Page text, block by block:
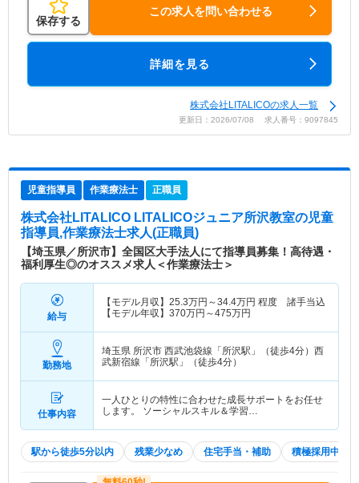
保存する
この求人を問い合わせる
詳細を見る
株式会社LITALICOの求人一覧
更新日：2026/07/08 求人番号：9097845
児童指導員 作業療法士 正職員
株式会社LITALICO LITALICOジュニア所沢教室の児童
指導員,作業療法士求人(正職員)
【埼玉県／所沢市】全国区大手法人にて指導員募集！高待遇・
福利厚生◎のオススメ求人＜作業療法士＞
給与
【モデル月収】 25.3万円～34.4万円 程度 諸手当込
【モデル年収】 370万円～475万円
勤務地
埼玉県 所沢市 西武池袋線「所沢駅」（徒歩4分）西
武新宿線「所沢駅」（徒歩4分）
仕事内容
一人ひとりの特性に合わせた成長サポートをお任せ
します。 ソーシャルスキル＆学習…
駅から徒歩5分以内 残業少なめ 住宅手当・補助 積極採用中